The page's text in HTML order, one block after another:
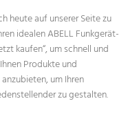
heute auf unserer Seite zu
idealen ABELL Funkgerät-
kaufen“, um schnell und
Produkte und
um Ihren
zu gestalten.